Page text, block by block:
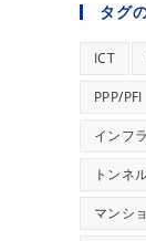
タグ
ICT
PPP/PFI
インフ
トンネ
マンシ